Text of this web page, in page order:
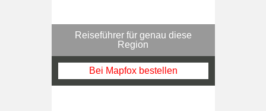
Reiseführer für genau diese
Region
Bei Mapfox bestellen